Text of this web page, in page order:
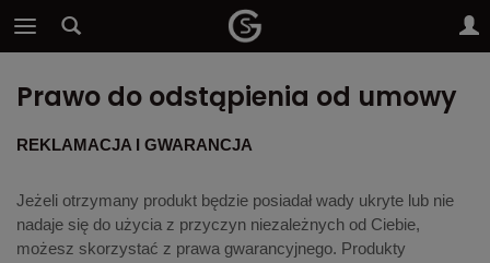
Prawo do odstąpienia od umowy
REKLAMACJA I GWARANCJA
Jeżeli otrzymany produkt będzie posiadał wady ukryte lub nie
nadaje się do użycia z przyczyn niezależnych od Ciebie,
możesz skorzystać z prawa gwarancyjnego. Produkty